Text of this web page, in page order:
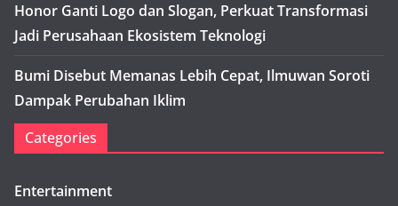
Honor Ganti Logo dan Slogan, Perkuat Transformasi
Jadi Perusahaan Ekosistem Teknologi
Bumi Disebut Memanas Lebih Cepat, Ilmuwan Soroti
Dampak Perubahan Iklim
Categories
Entertainment